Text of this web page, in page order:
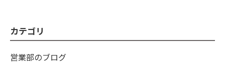
カテゴリ
営業部のブログ